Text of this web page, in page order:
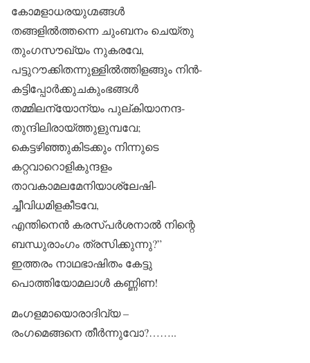
കോമളാധരയുഗ്മങ്ങൾ
തങ്ങളിൽത്തന്നെ ചുംബനം ചെയ്തു
തുംഗസൗഖ്യം നുകരവേ,
പട്ടുറൗക്കിതന്നുള്ളിൽത്തിളങ്ങും നിൻ-
കട്ടിപ്പോർക്കുചകുംഭങ്ങൾ
തമ്മിലന്യോന്യം പുല്കിയാനന്ദ-
തുന്ദിലിരായ്ത്തുളുമ്പവേ;
കെട്ടഴിഞ്ഞുകിടക്കും നിന്നുടെ
കറ്റവാറൊളികുന്ദളം
താവകാമലമേനിയാശ്ലേഷി-
ച്ചീവിധമിളകീടവേ,
എന്തിനെൻ കരസ്പർശനാൽ നിന്റെ
ബന്ധുരാംഗം ത്രസിക്കുന്നു?”
ഇത്തരം നാഥഭാഷിതം കേട്ടു
പൊത്തിയോമലാൾ കണ്ണിണ!
മംഗളമായൊരാദിവ്യ –
രംഗമെങ്ങനെ തീർന്നുവോ?……..